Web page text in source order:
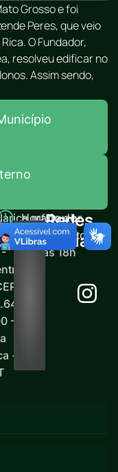
Grosso e foi
Peres, que veio
O Fundador,
resolveu edificar no
Assim sendo,
-
-
-
Horário de
atendimento:
12h às 18h
Redes
Sociais